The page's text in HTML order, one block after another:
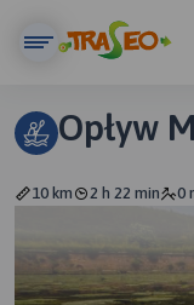
Opływ
10 km 2 h 22 min 0